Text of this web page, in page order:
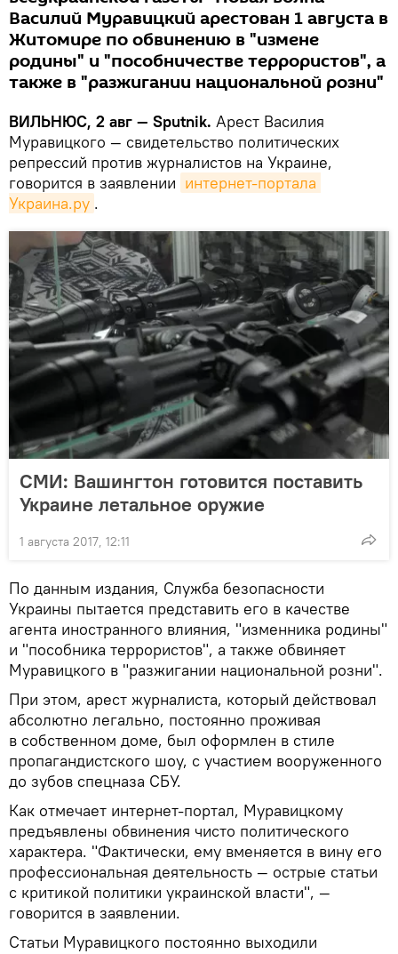
Василий Муравицкий арестован 1 августа в
Житомире по обвинению в "измене
родины" и "пособничестве террористов", а
также в "разжигании национальной розни"
ВИЛЬНЮС, 2 авг — Sputnik. Арест Василия
Муравицкого — свидетельство политических
репрессий против журналистов на Украине,
говорится в заявлении интернет-портала
Украина.ру .
СМИ: Вашингтон готовится поставить
Украине летальное оружие
1 августа 2017, 12:11
По данным издания, Служба безопасности
Украины пытается представить его в качестве
агента иностранного влияния, "изменника родины"
и "пособника террористов", а также обвиняет
Муравицкого в "разжигании национальной розни".
При этом, арест журналиста, который действовал
абсолютно легально, постоянно проживая
в собственном доме, был оформлен в стиле
пропагандистского шоу, с участием вооруженного
до зубов спецназа СБУ.
Как отмечает интернет-портал, Муравицкому
предъявлены обвинения чисто политического
характера. "Фактически, ему вменяется в вину его
профессиональная деятельность — острые статьи
с критикой политики украинской власти", —
говорится в заявлении.
Статьи Муравицкого постоянно выходили